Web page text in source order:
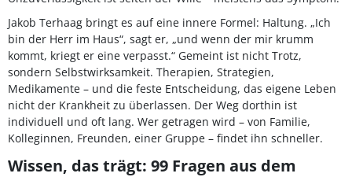
Jakob Terhaag bringt es auf eine innere Formel: Haltung. „Ich
bin der Herr im Haus“, sagt er, „und wenn der mir krumm
kommt, kriegt er eine verpasst.“ Gemeint ist nicht Trotz,
sondern Selbstwirksamkeit. Therapien, Strategien,
Medikamente – und die feste Entscheidung, das eigene Leben
nicht der Krankheit zu überlassen. Der Weg dorthin ist
individuell und oft lang. Wer getragen wird – von Familie,
Kolleginnen, Freunden, einer Gruppe – findet ihn schneller.
Wissen, das trägt: 99 Fragen aus dem